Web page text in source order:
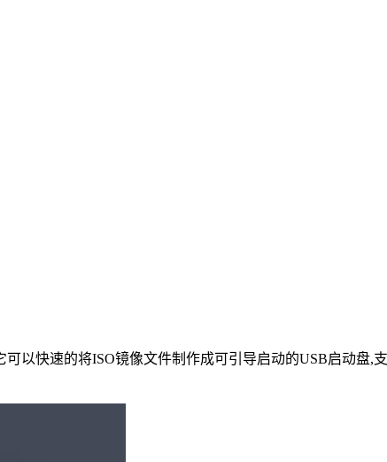
可以快速的将ISO镜像文件制作成可引导启动的USB启动盘,